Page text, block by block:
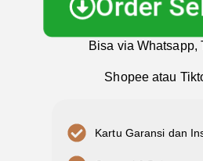
Order
Bisa via Whatsapp,
Shopee atau
Kartu Garansi dan